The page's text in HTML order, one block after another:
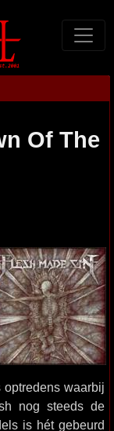
Of The
optredens waarbij
nog steeds de
is hét gebeurd